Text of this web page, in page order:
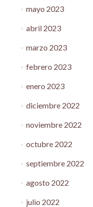
mayo 2023
abril 2023
marzo 2023
febrero 2023
enero 2023
diciembre 2022
noviembre 2022
octubre 2022
septiembre 2022
agosto 2022
julio 2022